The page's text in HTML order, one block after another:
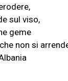
sul viso,
geme
non si